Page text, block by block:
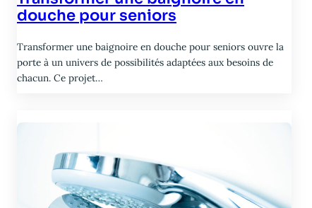
douche pour seniors
Transformer une baignoire en douche pour seniors ouvre la
porte à un univers de possibilités adaptées aux besoins de
chacun. Ce projet…